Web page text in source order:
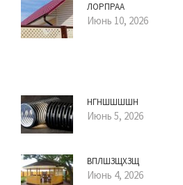
ЛОРПРАА
Июнь 10, 2026
НГНШШШШН
Июнь 5, 2026
ВПЛШЗЩХЗЩ
Июнь 4, 2026